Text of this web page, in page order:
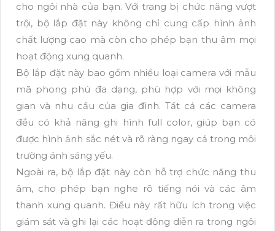
cho ngôi nhà của bạn. Với trang bị chức năng vượt
trội, bộ lắp đặt này không chỉ cung cấp hình ảnh
chất lượng cao mà còn cho phép bạn thu âm mọi
hoạt động xung quanh.
Bộ lắp đặt này bao gồm nhiều loại camera với mẫu
mã phong phú đa dạng, phù hợp với mọi không
gian và nhu cầu của gia đình. Tất cả các camera
đều có khả năng ghi hình full color, giúp bạn có
được hình ảnh sắc nét và rõ ràng ngay cả trong môi
trường ánh sáng yếu.
Ngoài ra, bộ lắp đặt này còn hỗ trợ chức năng thu
âm, cho phép bạn nghe rõ tiếng nói và các âm
thanh xung quanh. Điều này rất hữu ích trong việc
giám sát và ghi lại các hoạt động diễn ra trong ngôi